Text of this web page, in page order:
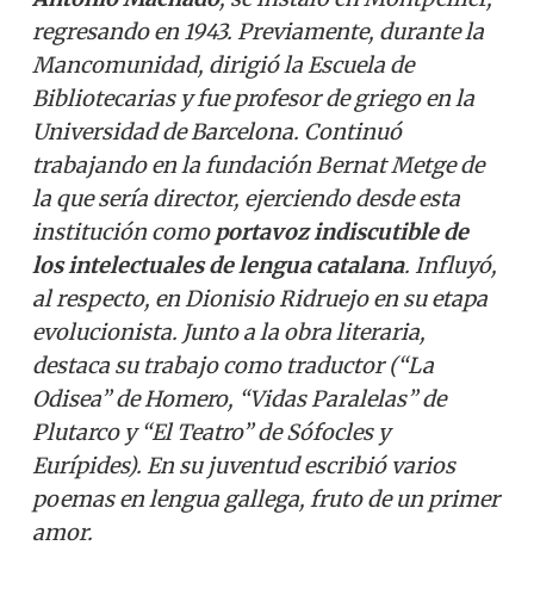
regresando en 1943. Previamente, durante la
Mancomunidad, dirigió la Escuela de
Bibliotecarias y fue profesor de griego en la
Universidad de Barcelona. Continuó
trabajando en la fundación Bernat Metge de
la que sería director, ejerciendo desde esta
institución comoportavoz indiscutible de
los intelectuales de lengua catalana. Influyó,
al respecto, en Dionisio Ridruejo en su etapa
evolucionista. Junto a la obra literaria,
destaca su trabajo como traductor (“La
Odisea” de Homero, “Vidas Paralelas” de
Plutarco y “El Teatro” de Sófocles y
Eurípides). En su juventud escribió varios
poemas en lengua gallega, fruto de un primer
amor.